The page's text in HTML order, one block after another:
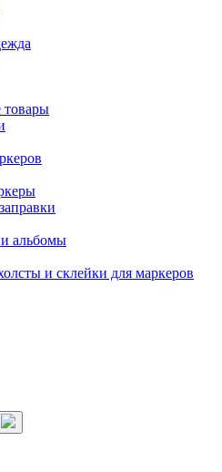
товары
альбомы
и склейки для маркеров